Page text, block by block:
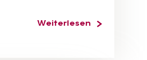
Weiterlesen